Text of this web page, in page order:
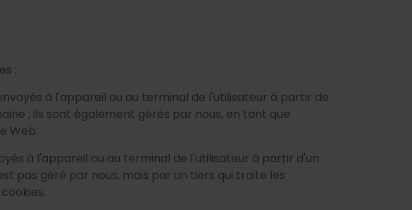
:
à l'appareil ou au terminal de l'utilisateur à partir de
; ils sont également gérés par nous, en tant que
Web.
à l'appareil ou au terminal de l'utilisateur à partir d'un
pas géré par nous, mais par un tiers qui traite les